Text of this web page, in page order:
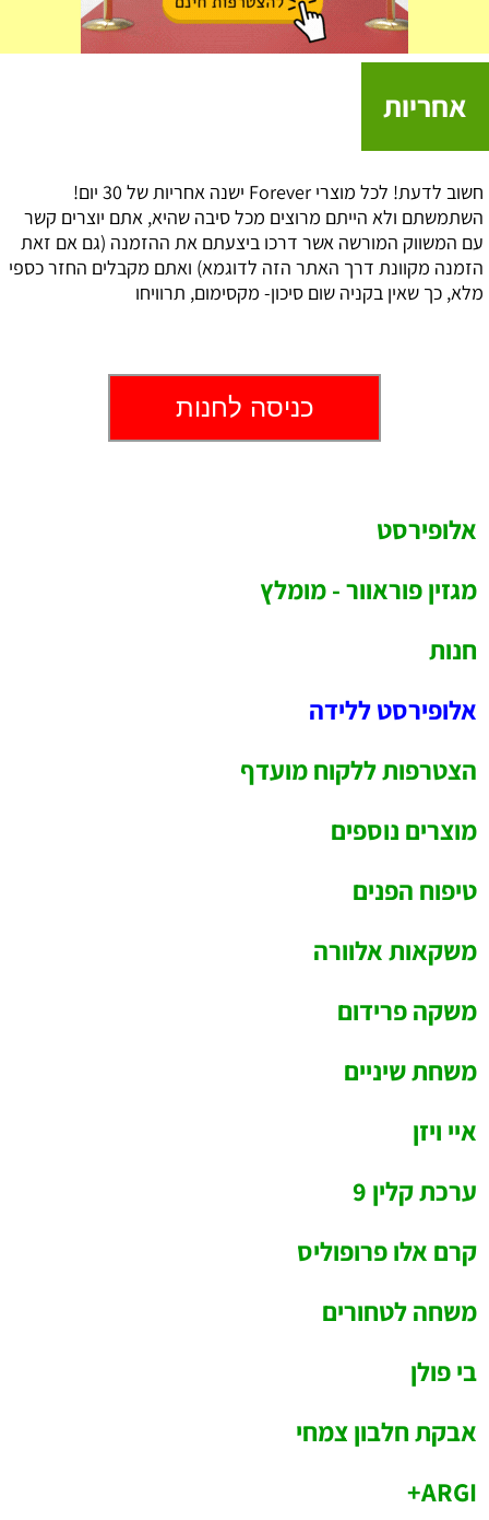
אחריות
חשוב לדעת! לכל מוצרי Forever ישנה אחריות של 30 יום!
השתמשתם ולא הייתם מרוצים מכל סיבה שהיא, אתם יוצרים קשר
עם המשווק המורשה אשר דרכו ביצעתם את ההזמנה (גם אם זאת
הזמנה מקוונת דרך האתר הזה לדוגמא) ואתם מקבלים החזר כספי
מלא, כך שאין בקניה שום סיכון- מקסימום, תרוויחו
כניסה לחנות
אלופירסט
מגזין פוראוור - מומלץ
חנות
אלופירסט ללידה
הצטרפות ללקוח מועדף
מוצרים נוספים
טיפוח הפנים
משקאות אלוורה
משקה פרידום
משחת שיניים
איי ויזן
ערכת קלין 9
קרם אלו פרופוליס
משחה לטחורים
בי פולן
אבקת חלבון צמחי
ARGI+